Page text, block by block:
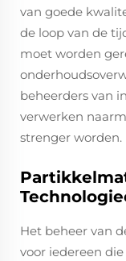
van goede
de loop van de
moet worden
beheerders van
verwerken
strenger worden.
Het beheer van
voor iedereen